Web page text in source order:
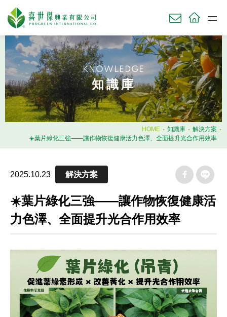
關於我們
草坪產品 TURF
農業產品
園藝產品
知識庫
技術服務
pH值量表
代理品牌
網站地圖
Facebook
KNOWLEDGE
知識庫
HOME 知識庫
解決方案
☀️葉片綠化三強——讓作物恢復健康活力色澤、全面提升光合作用效率
2025.10.23 解決方案
☀️葉片綠化三強——讓作物恢復健康活
力色澤、全面提升光合作用效率